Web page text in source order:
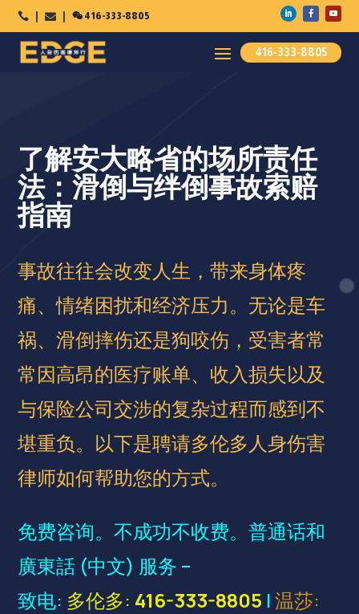
   416-333-8805
416-333-8805
了解安大略省的场所责任
法：滑倒与绊倒事故索赔
指南
事故往往会改变人生，带来身体疼
痛、情绪困扰和经济压力。无论是车
祸、滑倒摔伤还是狗咬伤，受害者常
常因高昂的医疗账单、收入损失以及
与保险公司交涉的复杂过程而感到不
堪重负。以下是聘请多伦多人身伤害
律师如何帮助您的方式。
免费咨询。不成功不收费。普通话和
廣東話 (中文) 服务 –
致电: 多伦多: 416-333-8805 |温莎: